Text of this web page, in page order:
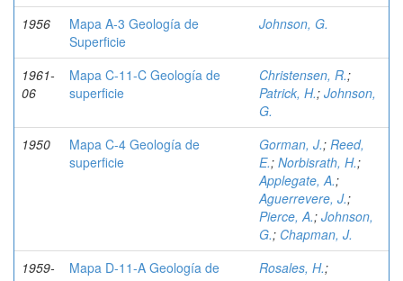
1956
Mapa A-3 Geología de
Superficie
Johnson, G.
1961-
06
Mapa C-11-C Geología de
superficie
Christensen, R.;
Patrick, H.; Johnson,
G.
1950
Mapa C-4 Geología de
superficie
Gorman, J.; Reed,
E.; Norbisrath, H.;
Applegate, A.;
Aguerrevere, J.;
Pierce, A.; Johnson,
G.; Chapman, J.
1959-
Mapa D-11-A Geología de
Rosales, H.;